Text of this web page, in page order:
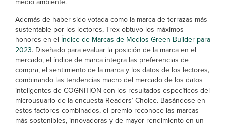
Además de haber sido votada como la marca de terrazas más
sustentable por los lectores, Trex obtuvo los máximos
honores en el Índice de Marcas de Medios Green Builder para
2023. Diseñado para evaluar la posición de la marca en el
mercado, el índice de marca integra las preferencias de
compra, el sentimiento de la marca y los datos de los lectores,
combinando las tendencias macro del mercado de los datos
inteligentes de COGNITION con los resultados específicos del
microusuario de la encuesta Readers’ Choice. Basándose en
estos factores combinados, el premio reconoce las marcas
más sostenibles, innovadoras y de mayor rendimiento en un